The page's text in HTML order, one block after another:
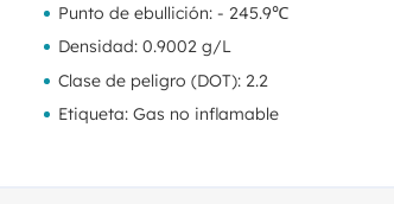
Punto de ebullición: - 245.9℃
Densidad: 0.9002 g/L
Clase de peligro (DOT): 2.2
Etiqueta: Gas no inflamable